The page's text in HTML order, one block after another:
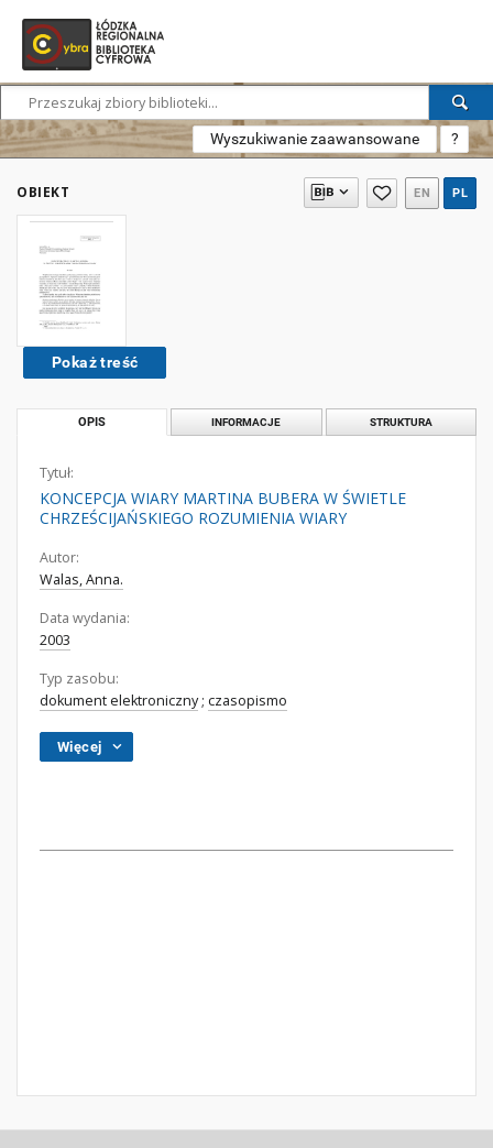
Wyszukiwanie zaawansowane ?
OBIEKT EN PL
Pokaż treść
OPIS INFORMACJE STRUKTURA
Tytuł:
KONCEPCJA WIARY MARTINA BUBERA W ŚWIETLE
CHRZEŚCIJAŃSKIEGO ROZUMIENIA WIARY
Autor:
Walas, Anna.
Data wydania:
2003
Typ zasobu:
dokument elektroniczny; czasopismo
Więcej